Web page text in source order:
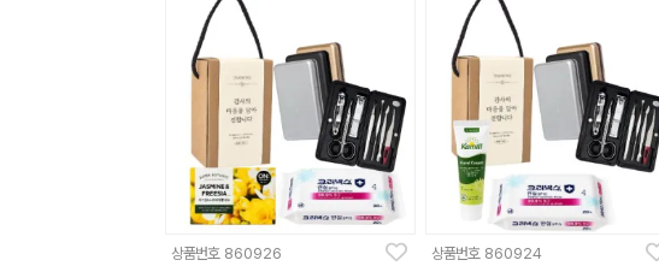
상품번호 860926 상품번호 860924